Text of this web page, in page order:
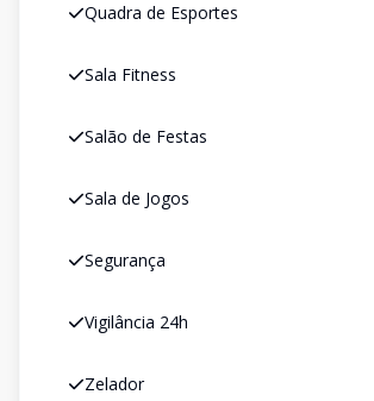
Quadra de Esportes
Sala Fitness
Salão de Festas
Sala de Jogos
Segurança
Vigilância 24h
Zelador